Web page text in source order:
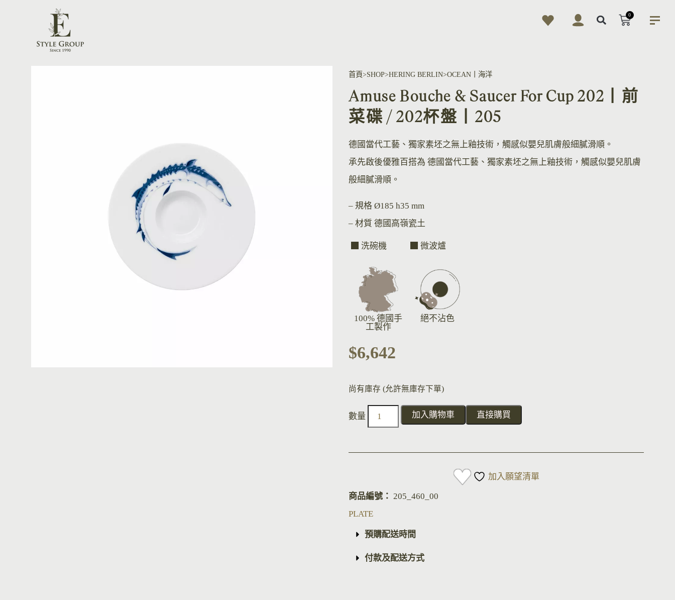
0
首頁 SHOP HERING BERLIN OCEAN丨海洋
Amuse Bouche & Saucer For Cup 202丨前
菜碟 / 202杯盤丨205
德國當代工藝、獨家素坯之無上釉技術，觸感似嬰兒肌膚般細膩滑順。
承先啟後優雅百搭為 德國當代工藝、獨家素坯之無上釉技術，觸感似嬰兒肌膚
般細膩滑順。
– 規格 Ø185 h35 mm
– 材質 德國高嶺瓷土
洗碗機 微波爐
100% 德國手
工製作
絕不沾色
$6,642
尚有庫存 (允許無庫存下單)
加入購物車 直接購買
加入願望清單
商品編號：205_460_00
PLATE
預購配送時間
付款及配送方式